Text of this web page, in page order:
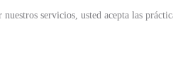
servicios, usted acepta las